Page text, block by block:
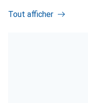
Tout afficher